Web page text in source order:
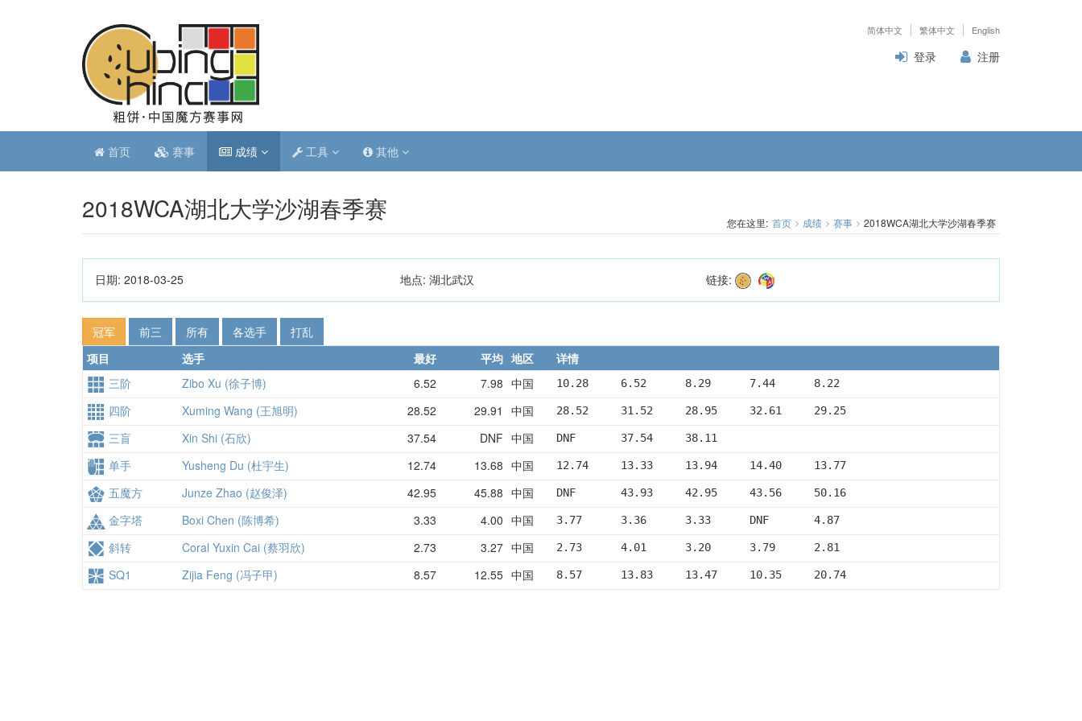
简体中文 繁体中文 English
登录 注册
首页 赛事 成绩 工具 其他
2018WCA湖北大学沙湖春季赛 您在这里: 首页 成绩 赛事 2018WCA湖北大学沙湖春季赛
日期: 2018-03-25 地点: 湖北武汉 链接:
冠军 前三 所有 各选手
打乱
项目
选手 最好 平均 地区
详情
三阶
Zibo Xu (徐子博) 6.52 7.98 中国 10.28     6.52      8.29      7.44      8.22
四阶 Xuming Wang (王旭明) 28.52 29.91 中国 28.52     31.52     28.95     32.61     29.25
三盲 Xin Shi (石欣) 37.54 DNF 中国 DNF       37.54     38.11
单手 Yusheng Du (杜宇生) 12.74 13.68 中国 12.74     13.33     13.94     14.40     13.77
五魔方 Junze Zhao (赵俊泽) 42.95 45.88 中国 DNF       43.93     42.95     43.56     50.16
金字塔 Boxi Chen (陈博希) 3.33 4.00 中国 3.77      3.36      3.33      DNF       4.87
斜转 Coral Yuxin Cai (蔡羽欣) 2.73 3.27 中国 2.73      4.01      3.20      3.79      2.81
SQ1 Zijia Feng (冯子甲) 8.57 12.55 中国 8.57      13.83     13.47     10.35     20.74